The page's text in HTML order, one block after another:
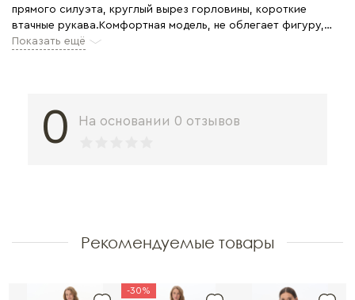
прямого силуэта, круглый вырез горловины, короткие
втачные рукава.Комфортная модель, не облегает фигуру,
Показать ещё
0 На основании 0 отзывов
Рекомендуемые товары
-30%